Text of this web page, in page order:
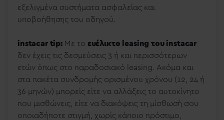
εξελιγμένα συστήματα ασφαλείας και
υποβοήθησης του οδηγού.
instacar tip: Με το ευέλικτο leasing του instacar
δεν έχεις τις δεσμεύσεις 3 ή και περισσότερων
ετών όπως στο παραδοσιακό leasing. Ακόμα και
στα πακέτα συνδρομής ορισμένου χρόνου (12, 24 ή
36 μηνών) μπορείς είτε να αλλάξεις το αυτοκίνητο
που μισθώνεις, είτε να διακόψεις τη μίσθωσή σου
οποιαδήποτε στιγμή, χωρίς κάποιο πρόστιμο,